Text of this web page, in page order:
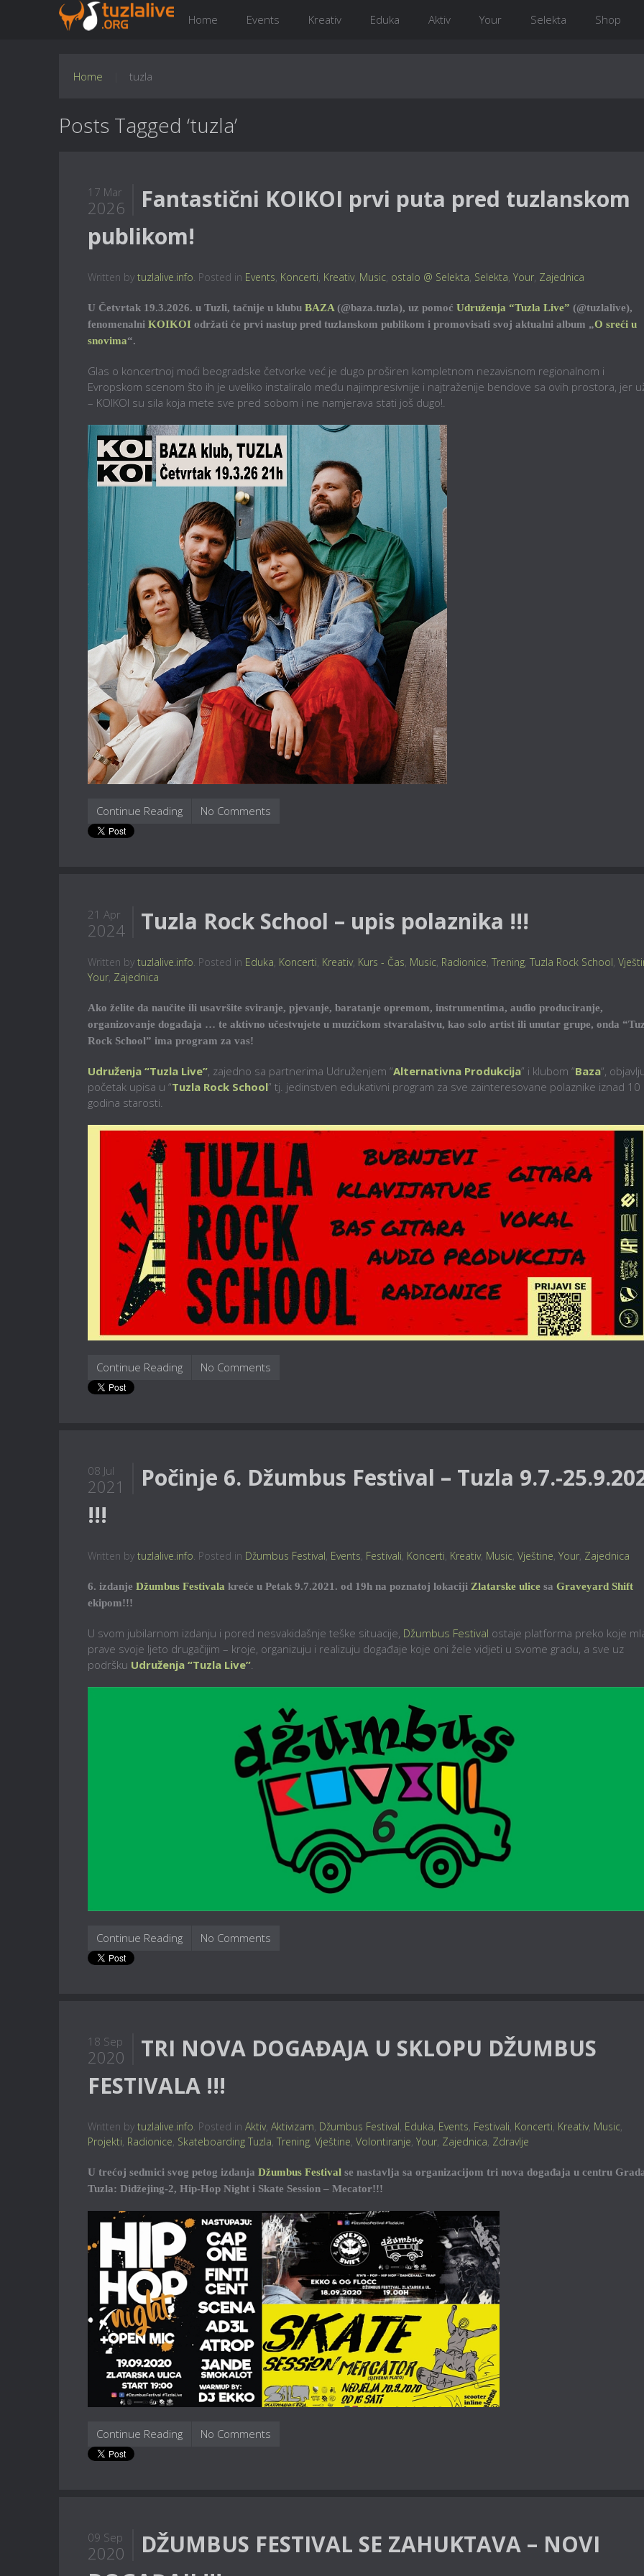
Home Events Kreativ Eduka Aktiv Your Selekta Shop
Home tuzla
Posts Tagged ‘tuzla’
17 Mar
2026
Fantastični KOIKOI prvi puta pred tuzlanskom
publikom!
Written by tuzlalive.info. Posted in Events, Koncerti, Kreativ, Music, ostalo @ Selekta, Selekta, Your, Zajednica
U Četvrtak 19.3.2026. u Tuzli, tačnije u klubu BAZA (@baza.tuzla), uz pomoć Udruženja “Tuzla Live” (@tuzlalive),
fenomenalni KOIKOI održati će prvi nastup pred tuzlanskom publikom i promovisati svoj aktualni album „O sreći u
snovima“.
Glas o koncertnoj moći beogradske četvorke već je dugo proširen kompletnom nezavisnom regionalnom i
Evropskom scenom što ih je uveliko instaliralo među najimpresivnije i najtraženije bendove sa ovih prostora, jer
– KOIKOI su sila koja mete sve pred sobom i ne namjerava stati još dugo!.
Continue Reading No Comments
21 Apr
2024 Tuzla Rock School – upis polaznika !!!
Written by tuzlalive.info. Posted in Eduka, Koncerti, Kreativ, Kurs - Čas, Music, Radionice, Trening, Tuzla Rock School,
Your, Zajednica
Ako želite da naučite ili usavršite sviranje, pjevanje, baratanje opremom, instrumentima, audio produciranje,
organizovanje događaja … te aktivno učestvujete u muzičkom stvaralaštvu, kao solo artist ili unutar grupe, onda
Rock School” ima program za vas!
Udruženja “Tuzla Live”, zajedno sa partnerima Udruženjem “Alternativna Produkcija” i klubom “Baza“,
početak upisa u “Tuzla Rock School” tj. jedinstven edukativni program za sve zainteresovane polaznike iznad 10
godina starosti.
Continue Reading No Comments
08 Jul
2021
Počinje 6. Džumbus Festival – Tuzla 9.7.-
!!!
Written by tuzlalive.info. Posted in Džumbus Festival, Events, Festivali, Koncerti, Kreativ, Music, Vještine, Your, Zajednica
6. izdanje Džumbus Festivala kreće u Petak 9.7.2021. od 19h na poznatoj lokaciji Zlatarske ulice sa Graveyard Shift
ekipom!!!
U svom jubilarnom izdanju i pored nesvakidašnje teške situacije, Džumbus Festival ostaje platforma preko koje
prave svoje ljeto drugačijim – kroje, organizuju i realizuju događaje koje oni žele vidjeti u svome gradu, a sve uz
podršku Udruženja “Tuzla Live”.
Continue Reading No Comments
18 Sep
2020
TRI NOVA DOGAĐAJA U SKLOPU DŽUMBUS
FESTIVALA !!!
Written by tuzlalive.info. Posted in Aktiv, Aktivizam, Džumbus Festival, Eduka, Events, Festivali, Koncerti, Kreativ, Music,
Projekti, Radionice, Skateboarding Tuzla, Trening, Vještine, Volontiranje, Your, Zajednica, Zdravlje
U trećoj sedmici svog petog izdanja Džumbus Festival se nastavlja sa organizacijom tri nova događaja u centru
Tuzla: Didžejing-2, Hip-Hop Night i Skate Session – Mecator!!!
Continue Reading No Comments
09 Sep
2020
DŽUMBUS FESTIVAL SE ZAHUKTAVA – NOVI